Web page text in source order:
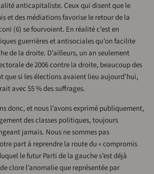
anticapitaliste. Ceux qui disent que le
et des médiations favorise le retour de la
(6) se fourvoient. En réalité c’est en
guerrières et antisociales qu’on facilite
de la droite. D’ailleurs, un an seulement
de 2006 contre la droite, beaucoup des
que si les élections avaient lieu aujourd’hui,
avec 55 % des suffrages.
donc, et nous l’avons exprimé publiquement,
des classes politiques, toujours
jamais. Nous ne sommes pas
part à reprendre la route du « compromis
le futur Parti de la gauche s’est déjà
clore l’anomalie que représentée par